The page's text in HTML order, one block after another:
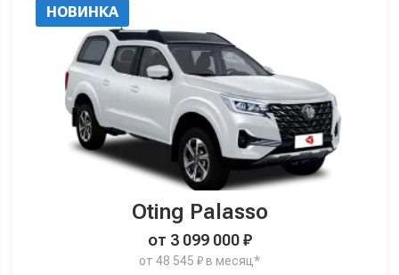
НОВИНКА
Oting Palasso
от 3 099 000 ₽
от 48 545 ₽ в месяц*